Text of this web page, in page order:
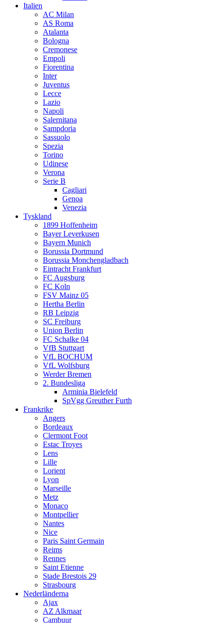
Italien
AC Milan
AS Roma
Atalanta
Bologna
Cremonese
Empoli
Fiorentina
Inter
Juventus
Lecce
Lazio
Napoli
Salernitana
Sampdoria
Sassuolo
Spezia
Torino
Udinese
Verona
Serie B
Cagliari
Genoa
Venezia
Tyskland
1899 Hoffenheim
Bayer Leverkusen
Bayern Munich
Borussia Dortmund
Borussia Monchengladbach
Eintracht Frankfurt
FC Augsburg
FC Koln
FSV Mainz 05
Hertha Berlin
RB Leipzig
SC Freiburg
Union Berlin
FC Schalke 04
VfB Stuttgart
VfL BOCHUM
VfL Wolfsburg
Werder Bremen
2. Bundesliga
Arminia Bielefeld
SpVgg Greuther Furth
Frankrike
Angers
Bordeaux
Clermont Foot
Estac Troyes
Lens
Lille
Lorient
Lyon
Marseille
Metz
Monaco
Montpellier
Nantes
Nice
Paris Saint Germain
Reims
Rennes
Saint Etienne
Stade Brestois 29
Strasbourg
Nederländerna
Ajax
AZ Alkmaar
Cambuur